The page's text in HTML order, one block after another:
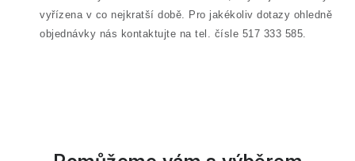
vyřízena v co nejkratší době. Pro jakékoliv dotazy ohledně
objednávky nás kontaktujte na tel. čísle 517 333 585.